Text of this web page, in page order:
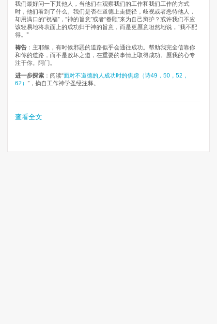
我们最好问一下其他人，当他们在观察我们的工作和我们工作的方式
时，他们看到了什么。我们是否在道德上走捷径，歧视或者恶待他人，
却用满口的“祝福”，“神的旨意”或者“眷顾”来为自己辩护？或许我们不应
该轻易地将表面上的成功归于神的旨意，而是更愿意坦然地说，“我不配
得。”
祷告 ：主耶稣，有时候邪恶的道路似乎会通往成功。帮助我完全信靠你
和你的道路，而不是败坏之道，在重要的事情上取得成功。愿我的心专
注于你。阿门。
进一步探索 ：阅读“面对不道德的人成功时的焦虑（诗49，50，52，
62） ”，摘自工作神学圣经注释。
查看全文